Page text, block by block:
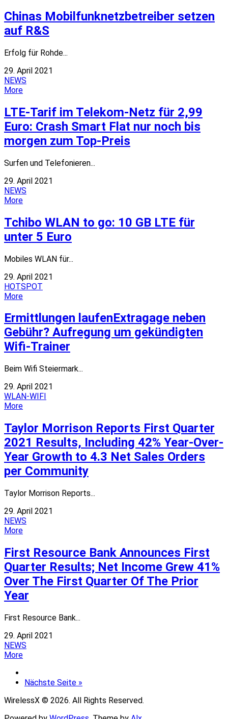
Chinas Mobilfunknetzbetreiber setzen
auf R&S
Erfolg für Rohde...
29. April 2021
NEWS
More
LTE-Tarif im Telekom-Netz für 2,99
Euro: Crash Smart Flat nur noch bis
morgen zum Top-Preis
Surfen und Telefonieren...
29. April 2021
NEWS
More
Tchibo WLAN to go: 10 GB LTE für
unter 5 Euro
Mobiles WLAN für...
29. April 2021
HOTSPOT
More
Ermittlungen laufenExtragage neben
Gebühr? Aufregung um gekündigten
Wifi-Trainer
Beim Wifi Steiermark...
29. April 2021
WLAN-WIFI
More
Taylor Morrison Reports First Quarter
2021 Results, Including 42% Year-Over-
Year Growth to 4.3 Net Sales Orders
per Community
Taylor Morrison Reports...
29. April 2021
NEWS
More
First Resource Bank Announces First
Quarter Results; Net Income Grew 41%
Over The First Quarter Of The Prior
Year
First Resource Bank...
29. April 2021
NEWS
More
Nächste Seite »
WirelessX © 2026. All Rights Reserved.